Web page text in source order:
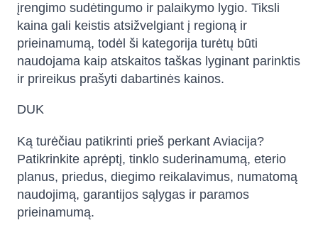
įrengimo sudėtingumo ir palaikymo lygio. Tiksli
kaina gali keistis atsižvelgiant į regioną ir
prieinamumą, todėl ši kategorija turėtų būti
naudojama kaip atskaitos taškas lyginant parinktis
ir prireikus prašyti dabartinės kainos.
DUK
Ką turėčiau patikrinti prieš perkant Aviacija?
Patikrinkite aprėptį, tinklo suderinamumą, eterio
planus, priedus, diegimo reikalavimus, numatomą
naudojimą, garantijos sąlygas ir paramos
prieinamumą.